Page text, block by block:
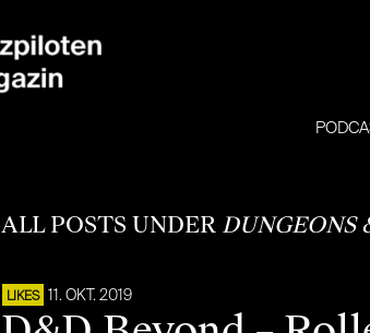
ALL POSTS UNDER DUNGEONS
LIKES 11. OKT. 2019